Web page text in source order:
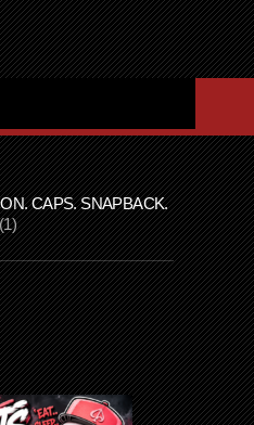
CAPS. SNAPBACK.
1